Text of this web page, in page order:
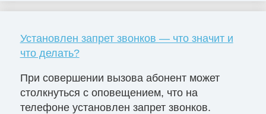
Установлен запрет звонков — что значит и
что делать?
При совершении вызова абонент может
столкнуться с оповещением, что на
телефоне установлен запрет звонков.